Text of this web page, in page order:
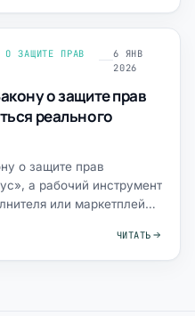
О ЗАЩИТЕ ПРАВ
6 ЯНВ
2026
о защите прав
реального
о защите прав
а рабочий инструмент
или маркетплейс,
ЧИТАТЬ